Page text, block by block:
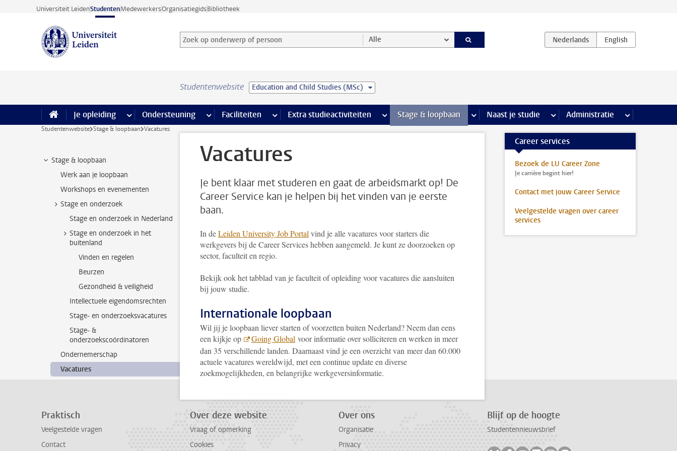
Ga direct naar de inhoud
Universiteit LeidenStudentenMedewerkersOrganisatiegidsBibliotheek
Zoek op onderwerp of persoon en selecteer categorie
Zoekterm Alle
Studentenwebsite Education and Child Studies (MSc)
Je opleiding meer Je opleiding pagina’s
Ondersteuning meer Ondersteuning pagina’s
Faciliteiten meer Faciliteiten pagina’s
Extra studieactiviteiten meer Extra studieactiviteiten pagina’s
Stage & loopbaan meer Stage & loopbaan pagina’s
Naast je studie meer Naast je studie pagina’s
Administratie meer
Studentenwebsite Stage & loopbaan Vacatures
Stage & loopbaan
Werk aan je loopbaan
Workshops en evenementen
Stage en onderzoek
Stage en onderzoek in Nederland
Stage en onderzoek in het
buitenland
Vinden en regelen
Beurzen
Gezondheid & veiligheid
Intellectuele eigendomsrechten
Stage- en onderzoeksvacatures
Stage- &
onderzoekscoördinatoren
Ondernemerschap
Vacatures
Vacatures
Je bent klaar met studeren en gaat de arbeidsmarkt op! De
Career Service kan je helpen bij het vinden van je eerste
baan.
In deLeiden University Job Portal vind je alle vacatures voor starters die
werkgevers bij de Career Services hebben aangemeld. Je kunt ze doorzoeken op
sector, faculteit en regio.
Bekijk ook het tabblad van je faculteit of opleiding voor vacatures die aansluiten
bij jouw studie.
Internationale loopbaan
Wil jij je loopbaan liever starten of voorzetten buiten Nederland? Neem dan eens
een kijkje op
Going Global voor informatie over solliciteren en werken in meer
dan 35 verschillende landen. Daarnaast vind je een overzicht van meer dan 60.000
actuele vacatures wereldwijd, met een continue update en diverse
zoekmogelijkheden, en belangrijke werkgeversinformatie.
Career services
Bezoek de LU Career Zone
Je carrière begint hier!
Contact met jouw Career Service
Veelgestelde vragen over career
services
Praktisch
Veelgestelde vragen
Contact
Over deze website
Vraag of opmerking
Cookies
Over ons
Organisatie
Privacy
Blijf op de hoogte
Studentennieuwsbrief